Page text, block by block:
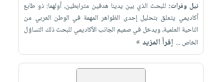
نيل وفرات: للبحث الذي بين يدينا هدفين مترابطين، أولهما: ذو طابع
أكاديمي يتعلق بتحليل إحدى الظواهر المهمة في الوطن العربي من
الناحية العلمية، ويدخل في صميم الجانب الأكاديمي للبحث ذلك التساؤل
الخاص ... إقرأ المزيد »